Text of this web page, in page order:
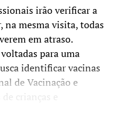
irão verificar a
na mesma visita, todas
em atraso.
para uma
identificar vacinas
de Vacinação e
crianças e